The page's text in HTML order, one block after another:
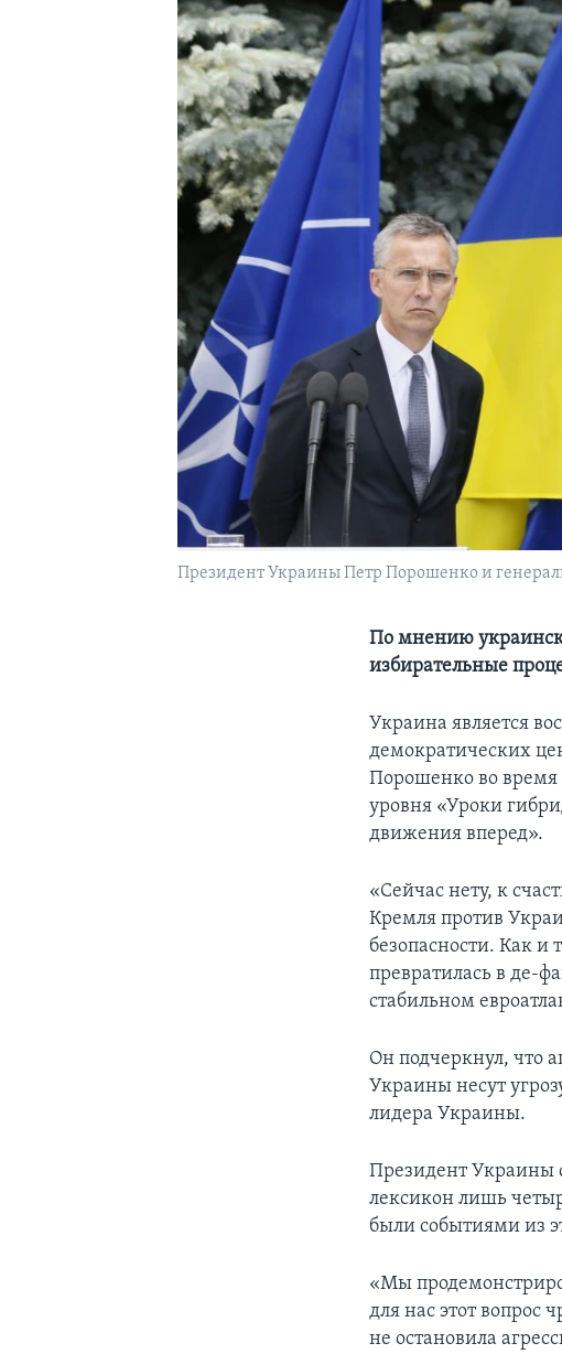
Президент Украины Петр Порошенко и
По мнению
избирательные
Украина является
демократических
Порошенко во
уровня «Уроки
движения вперед».
«Сейчас нету, к
Кремля против
безопасности. Как и
превратилась в де-
стабильном
Он подчеркнул, что
Украины несут
лидера Украины.
Президент Украины
лексикон лишь
были событиями из
«Мы
для нас этот вопрос
не остановила